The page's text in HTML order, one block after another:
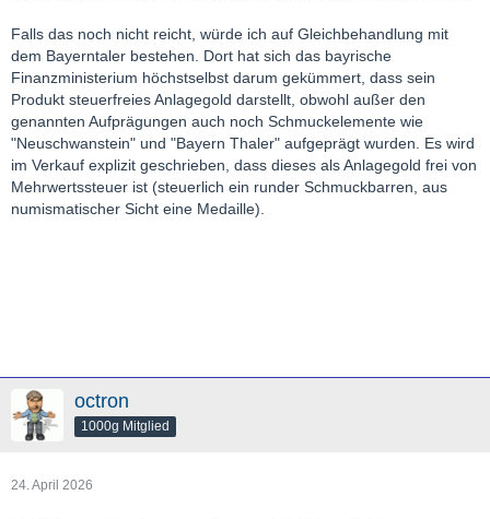
Falls das noch nicht reicht, würde ich auf Gleichbehandlung mit
dem Bayerntaler bestehen. Dort hat sich das bayrische
Finanzministerium höchstselbst darum gekümmert, dass sein
Produkt steuerfreies Anlagegold darstellt, obwohl außer den
genannten Aufprägungen auch noch Schmuckelemente wie
"Neuschwanstein" und "Bayern Thaler" aufgeprägt wurden. Es wird
im Verkauf explizit geschrieben, dass dieses als Anlagegold frei von
Mehrwertssteuer ist (steuerlich ein runder Schmuckbarren, aus
numismatischer Sicht eine Medaille).
octron
1000g Mitglied
24. April 2026